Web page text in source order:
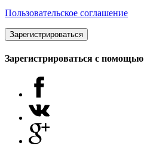
Пользовательское соглашение
Зарегистрироваться
Зарегистрироваться с помощью